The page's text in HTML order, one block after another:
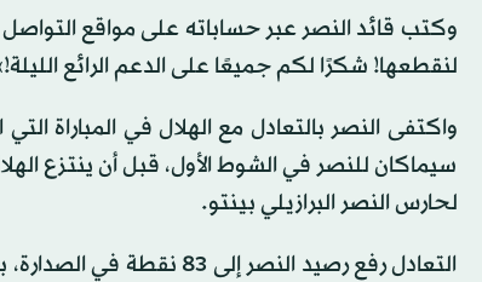
وكتب قائد النصر عبر حساباته على مواقع
لنقطعها! شكرًا لكم جميعًا على الدعم الرائع
واكتفى النصر بالتعادل مع الهلال في المباراة
سيماكان للنصر في الشوط الأول، قبل أن ينتزع
لحارس النصر البرازيلي بينتو.
التعادل رفع رصيد